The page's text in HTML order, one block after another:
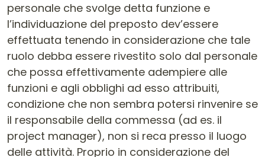
personale che svolge detta funzione e
l’individuazione del preposto dev’essere
effettuata tenendo in considerazione che tale
ruolo debba essere rivestito solo dal personale
che possa effettivamente adempiere alle
funzioni e agli obblighi ad esso attribuiti,
condizione che non sembra potersi rinvenire se
il responsabile della commessa (ad es. il
project manager), non si reca presso il luogo
delle attività. Proprio in considerazione del